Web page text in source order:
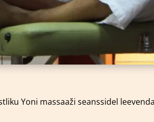
Yoni massaaži seanssidel